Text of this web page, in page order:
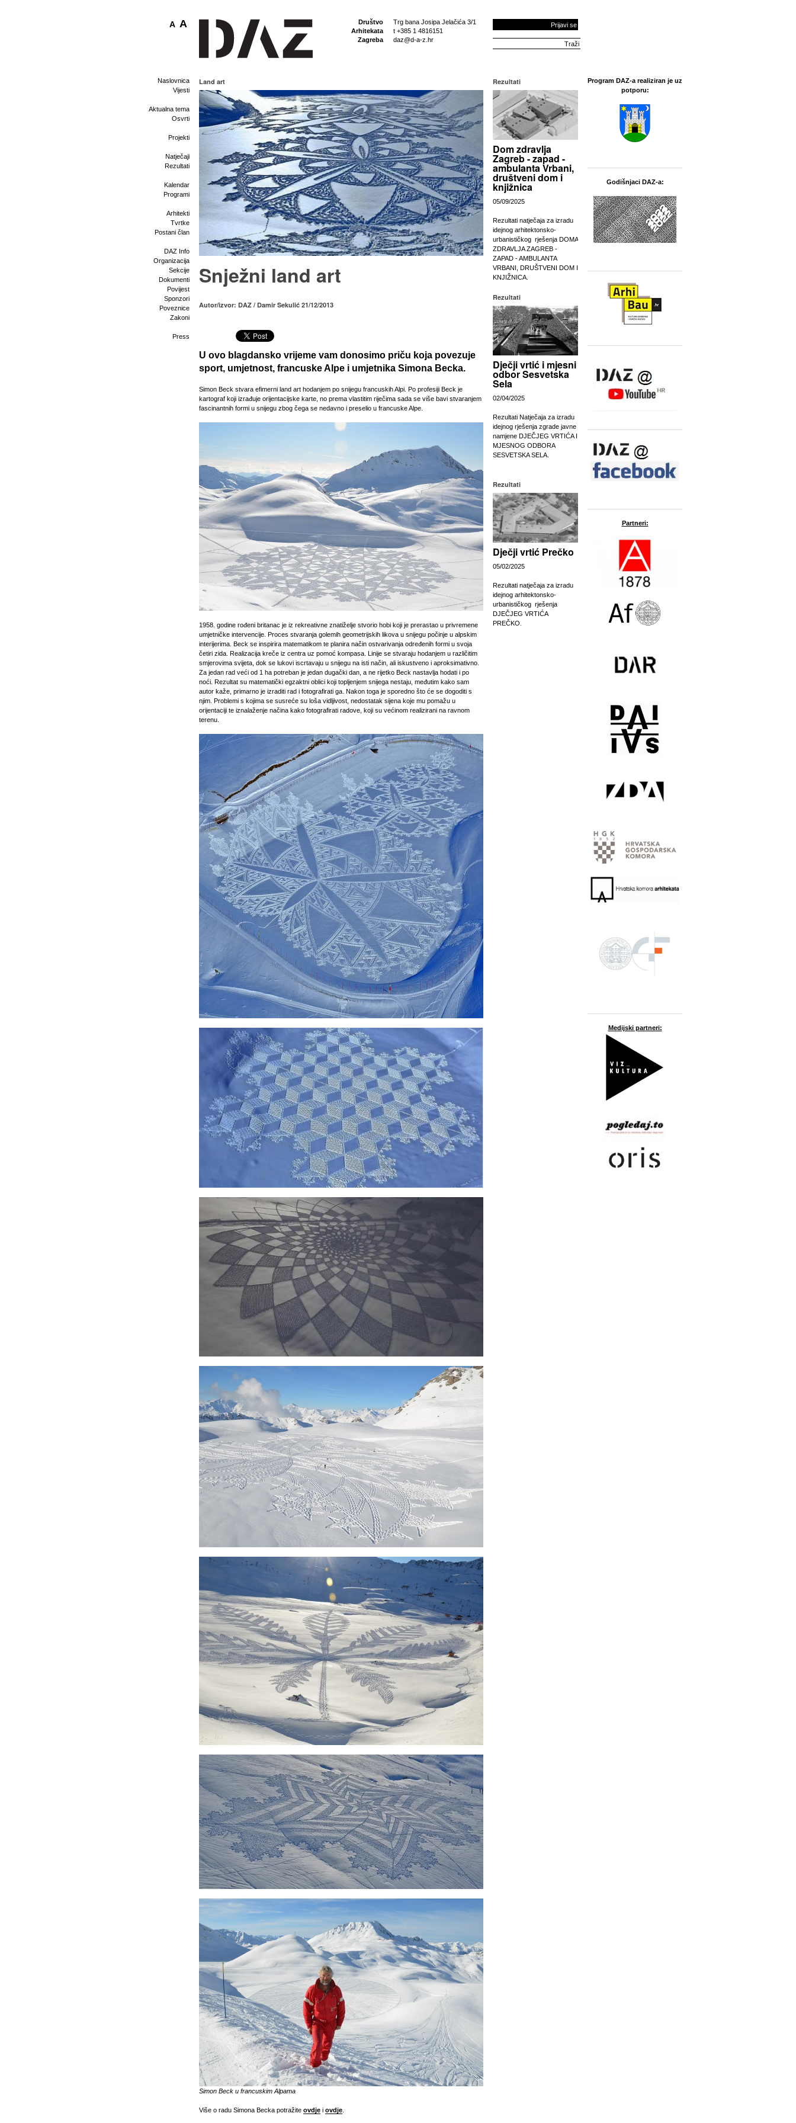
Društvo
Arhitekata
Zagreba
Trg bana Josipa Jelačića 3/1
t +385 1 4816151
daz@d-a-z.hr
Prijavi se
A A
Naslovnica
Vijesti
Aktualna tema
Osvrti
Projekti
Natječaji
Rezultati
Kalendar
Programi
Arhitekti
Tvrtke
Postani član
DAZ Info
Organizacija
Sekcije
Dokumenti
Povijest
Sponzori
Poveznice
Zakoni
Press
Land art
Snježni land art
Autor/izvor: DAZ / Damir Sekulić 21/12/2013
U ovo blagdansko vrijeme vam donosimo priču koja povezuje
sport, umjetnost, francuske Alpe i umjetnika Simona Becka.
Simon Beck stvara efimerni land art hodanjem po snijegu francuskih Alpi. Po profesiji Beck je
kartograf koji izrađuje orijentacijske karte, no prema vlastitim riječima sada se više bavi stvaranjem
fascinantnih formi u snijegu zbog čega se nedavno i preselio u francuske Alpe.
1958. godine rođeni britanac je iz rekreativne znatiželje stvorio hobi koji je prerastao u privremene
umjetničke intervencije. Proces stvaranja golemih geometrijskih likova u snijegu počinje u alpskim
interijerima. Beck se inspirira matematikom te planira način ostvarivanja određenih formi u svoja
četiri zida. Realizacija kreče iz centra uz pomoć kompasa. Linije se stvaraju hodanjem u različitim
smjerovima svijeta, dok se lukovi iscrtavaju u snijegu na isti način, ali iskustveno i aproksimativno.
Za jedan rad veći od 1 ha potreban je jedan dugački dan, a ne rijetko Beck nastavlja hodati i po
noći. Rezultat su matematički egzaktni oblici koji topljenjem snijega nestaju, međutim kako sam
autor kaže, primarno je izraditi rad i fotografirati ga. Nakon toga je sporedno što će se dogoditi s
njim. Problemi s kojima se susreće su loša vidljivost, nedostatak sijena koje mu pomažu u
orijentaciji te iznalaženje načina kako fotografirati radove, koji su većinom realizirani na ravnom
terenu.
Simon Beck u francuskim Alpama
Više o radu Simona Becka potražite ovdje i ovdje
Rezultati
Dom zdravlja
Zagreb - zapad -
ambulanta Vrbani,
društveni dom i
knjižnica
05/09/2025
Rezultati natječaja za izradu
idejnog arhitektonsko-
urbanističkog rješenja DOMA
ZDRAVLJA ZAGREB -
ZAPAD - AMBULANTA
VRBANI, DRUŠTVENI DOM I
KNJIŽNICA.
Rezultati
Dječji vrtić i mjesni
odbor Sesvetska
Sela
02/04/2025
Rezultati Natječaja za izradu
idejnog rješenja zgrade javne
namjene DJEČJEG VRTIĆA I
MJESNOG ODBORA
SESVETSKA SELA.
Rezultati
Dječji vrtić Prečko
05/02/2025
Rezultati natječaja za izradu
idejnog arhitektonsko-
urbanističkog rješenja
DJEČJEG VRTIĆA
PREČKO.
Program DAZ-a realiziran je uz
potporu:
Godišnjaci DAZ-a:
Partneri:
Medijski partneri: